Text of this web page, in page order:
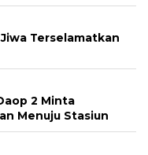
Terselamatkan
2 Minta
Menuju Stasiun